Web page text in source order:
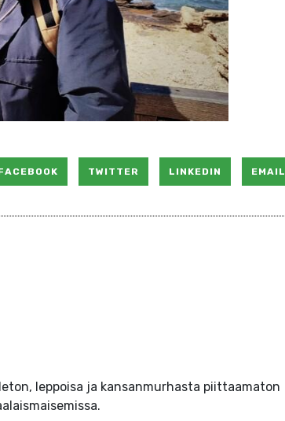
TWITTER LINKEDIN EMAIL
leppoisa ja kansanmurhasta piittaamaton